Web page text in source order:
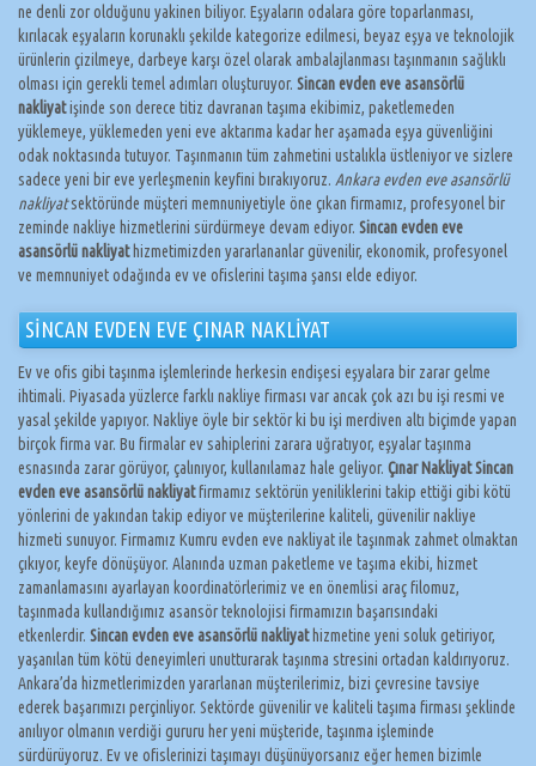
ne denli zor olduğunu yakinen biliyor. Eşyaların odalara göre toparlanması,
kırılacak eşyaların korunaklı şekilde kategorize edilmesi, beyaz eşya ve teknolojik
ürünlerin çizilmeye, darbeye karşı özel olarak ambalajlanması taşınmanın sağlıklı
olması için gerekli temel adımları oluşturuyor. Sincan evden eve asansörlü
nakliyatişinde son derece titiz davranan taşıma ekibimiz, paketlemeden
yüklemeye, yüklemeden yeni eve aktarıma kadar her aşamada eşya güvenliğini
odak noktasında tutuyor. Taşınmanın tüm zahmetini ustalıkla üstleniyor ve sizlere
sadece yeni bir eve yerleşmenin keyfini bırakıyoruz. Ankara evden eve asansörlü
nakliyatsektöründe müşteri memnuniyetiyle öne çıkan firmamız, profesyonel bir
zeminde nakliye hizmetlerini sürdürmeye devam ediyor. Sincan evden eve
asansörlü nakliyathizmetimizden yararlananlar güvenilir, ekonomik, profesyonel
ve memnuniyet odağında ev ve ofislerini taşıma şansı elde ediyor.
SİNCAN EVDEN EVE ÇINAR NAKLİYAT
Ev ve ofis gibi taşınma işlemlerinde herkesin endişesi eşyalara bir zarar gelme
ihtimali. Piyasada yüzlerce farklı nakliye firması var ancak çok azı bu işi resmi ve
yasal şekilde yapıyor. Nakliye öyle bir sektör ki bu işi merdiven altı biçimde yapan
birçok firma var. Bu firmalar ev sahiplerini zarara uğratıyor, eşyalar taşınma
esnasında zarar görüyor, çalınıyor, kullanılamaz hale geliyor. Çınar Nakliyat Sincan
evden eve asansörlü nakliyatfirmamız sektörün yeniliklerini takip ettiği gibi kötü
yönlerini de yakından takip ediyor ve müşterilerine kaliteli, güvenilir nakliye
hizmeti sunuyor. Firmamız Kumru evden eve nakliyat ile taşınmak zahmet olmaktan
çıkıyor, keyfe dönüşüyor. Alanında uzman paketleme ve taşıma ekibi, hizmet
zamanlamasını ayarlayan koordinatörlerimiz ve en önemlisi araç filomuz,
taşınmada kullandığımız asansör teknolojisi firmamızın başarısındaki
etkenlerdir. Sincan evden eve asansörlü nakliyathizmetine yeni soluk getiriyor,
yaşanılan tüm kötü deneyimleri unutturarak taşınma stresini ortadan kaldırıyoruz.
Ankara’da hizmetlerimizden yararlanan müşterilerimiz, bizi çevresine tavsiye
ederek başarımızı perçinliyor. Sektörde güvenilir ve kaliteli taşıma firması şeklinde
anılıyor olmanın verdiği gururu her yeni müşteride, taşınma işleminde
sürdürüyoruz. Ev ve ofislerinizi taşımayı düşünüyorsanız eğer hemen bizimle